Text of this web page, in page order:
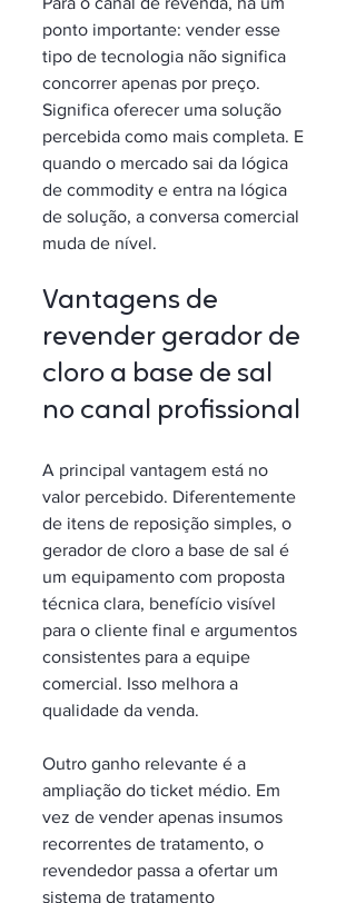
ponto importante: vender esse
tipo de tecnologia não significa
concorrer apenas por preço.
Significa oferecer uma solução
percebida como mais completa. E
quando o mercado sai da lógica
de commodity e entra na lógica
de solução, a conversa comercial
muda de nível.
Vantagens de
revender gerador de
cloro a base de sal
no canal profissional
A principal vantagem está no
valor percebido. Diferentemente
de itens de reposição simples, o
gerador de cloro a base de sal é
um equipamento com proposta
técnica clara, benefício visível
para o cliente final e argumentos
consistentes para a equipe
comercial. Isso melhora a
qualidade da venda.
Outro ganho relevante é a
ampliação do ticket médio. Em
vez de vender apenas insumos
recorrentes de tratamento, o
revendedor passa a ofertar um
sistema de tratamento